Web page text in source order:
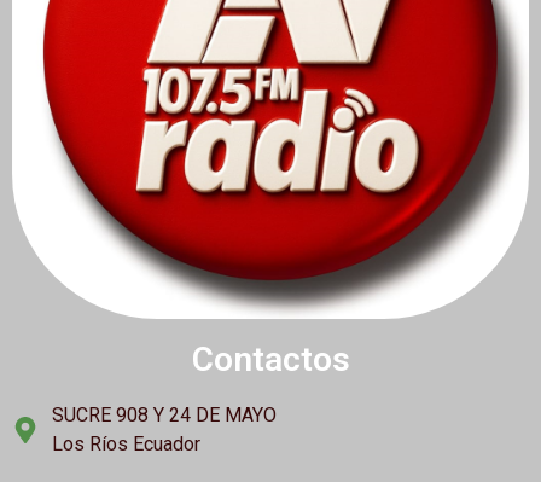
Contactos
SUCRE 908 Y 24 DE MAYO
Los Ríos Ecuador